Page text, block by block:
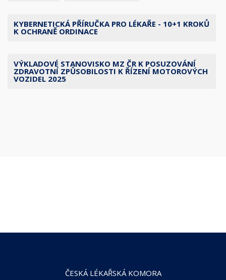
KYBERNETICKÁ PŘÍRUČKA PRO LÉKAŘE - 10+1 KROKŮ
K OCHRANĚ ORDINACE
VÝKLADOVÉ STANOVISKO MZ ČR K POSUZOVÁNÍ
ZDRAVOTNÍ ZPŮSOBILOSTI K ŘÍZENÍ MOTOROVÝCH
VOZIDEL 2025
ČESKÁ LÉKAŘSKÁ KOMORA